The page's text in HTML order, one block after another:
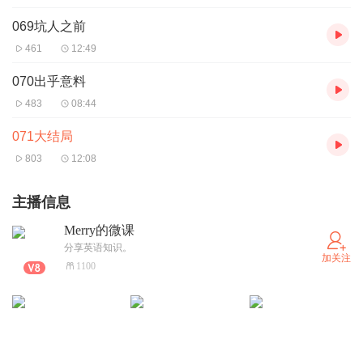
069坑人之前
461 12:49
070出乎意料
483 08:44
071大结局
803 12:08
主播信息
Merry的微课
分享英语知识。
1100
加关注